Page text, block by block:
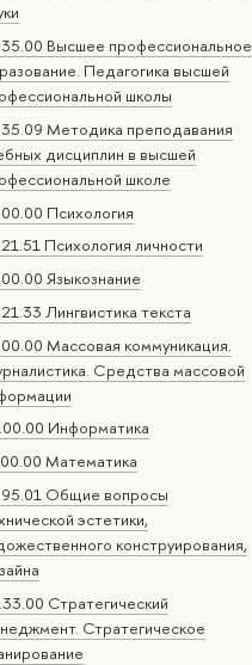
Высшее профессиональное
Педагогика высшей
школы
Методика преподавания
дисциплин в высшей
школе
Психология
Психология личности
Языкознание
Лингвистика текста
Массовая коммуникация.
Средства массовой
Информатика
Математика
Общие вопросы
эстетики,
конструирования,
Стратегический
Стратегическое